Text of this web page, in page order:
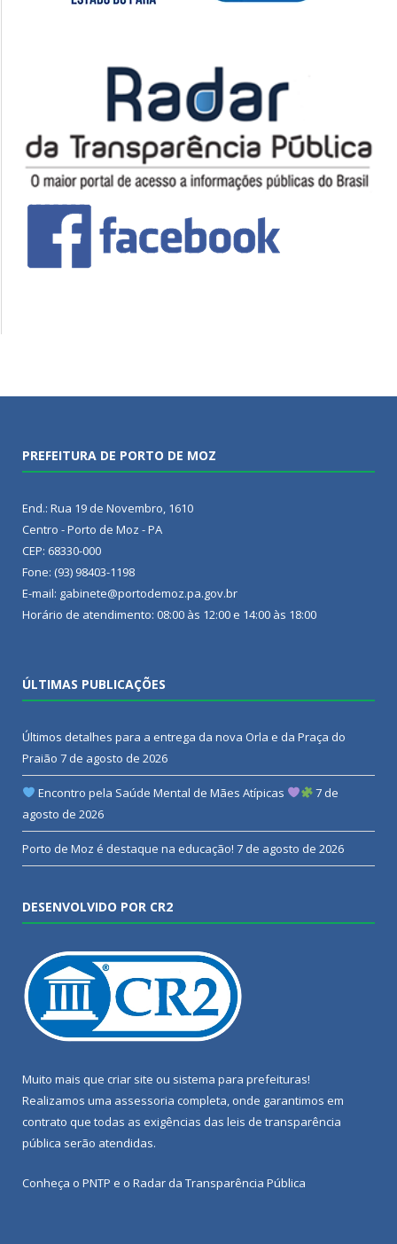
PREFEITURA DE PORTO DE MOZ
End.: Rua 19 de Novembro, 1610
Centro - Porto de Moz - PA
CEP: 68330-000
Fone: (93) 98403-1198
E-mail: gabinete@portodemoz.pa.gov.br
Horário de atendimento: 08:00 às 12:00 e 14:00 às 18:00
ÚLTIMAS PUBLICAÇÕES
Últimos detalhes para a entrega da nova Orla e da Praça do
Praião 7 de agosto de 2026
Encontro pela Saúde Mental de Mães Atípicas
7 de
agosto de 2026
Porto de Moz é destaque na educação! 7 de agosto de 2026
DESENVOLVIDO POR CR2
Muito mais que criar site ou sistema para prefeituras!
Realizamos uma assessoria completa, onde garantimos em
contrato que todas as exigências das leis de transparência
pública serão atendidas.
Conheça o PNTP e o Radar da Transparência Pública